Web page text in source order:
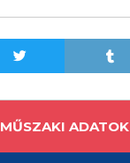
MŰSZAKI ADATOK